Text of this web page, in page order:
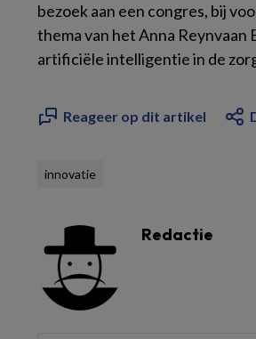
bezoek aan een congres, bij
thema van het Anna Reynvaan
artificiële intelligentie in de
Reageer op dit artikel
innovatie
Redactie